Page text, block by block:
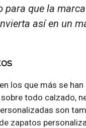
para que la
así en un
los que más se
todo calzado,
son
zapatos